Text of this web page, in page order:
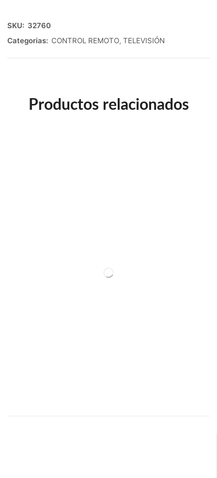
SKU: 32760
Categorias: CONTROL REMOTO, TELEVISIÓN
Productos relacionados